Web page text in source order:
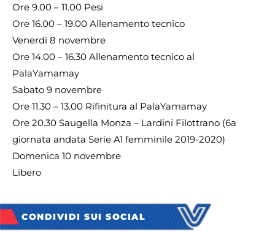
Ore 9.00 – 11.00 Pesi
Ore 16.00 – 19.00 Allenamento tecnico
Venerdì 8 novembre
Ore 14.00 – 16.30 Allenamento tecnico al
PalaYamamay
Sabato 9 novembre
Ore 11.30 – 13.00 Rifinitura al PalaYamamay
Ore 20.30 Saugella Monza – Lardini Filottrano (6a
giornata andata Serie A1 femminile 2019-2020)
Domenica 10 novembre
Libero
CONDIVIDI SUI SOCIAL